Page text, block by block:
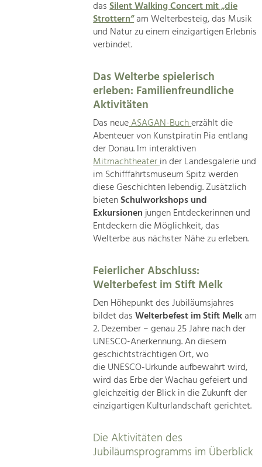
dasSilent Walking Concert mit „die
Strottern“am Welterbesteig, das Musik
und Natur zu einem einzigartigen Erlebnis
verbindet.
Das Welterbe spielerisch
erleben: Familienfreundliche
Aktivitäten
Das neueASAGAN-Bucherzählt die
Abenteuer von Kunstpiratin Pia entlang
der Donau. Im interaktiven
Mitmachtheaterin der Landesgalerie und
im Schifffahrtsmuseum Spitz werden
diese Geschichten lebendig. Zusätzlich
bietenSchulworkshops und
Exkursionenjungen Entdeckerinnen und
Entdeckern die Möglichkeit, das
Welterbe aus nächster Nähe zu erleben.
Feierlicher Abschluss:
Welterbefest im Stift Melk
Den Höhepunkt des Jubiläumsjahres
bildet dasWelterbefest im Stift Melkam
2. Dezember – genau 25 Jahre nach der
UNESCO-Anerkennung. An diesem
geschichtsträchtigen Ort, wo
die UNESCO-Urkunde aufbewahrt wird,
wird das Erbe der Wachau gefeiert und
gleichzeitig der Blick in die Zukunft der
einzigartigen Kulturlandschaft gerichtet.
Die Aktivitäten des
Jubiläumsprogramms im Überblick